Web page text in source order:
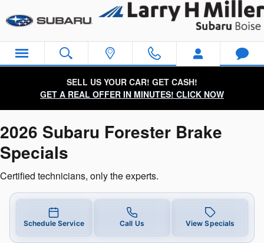
2026 Subaru Forester Brake
SELL US YOUR CAR! GET CASH!
GET A REAL OFFER IN MINUTES! CLICK NOW
2026 Subaru Forester Brake
Specials
Certified technicians, only the experts.
Schedule Service Call Us View Specials